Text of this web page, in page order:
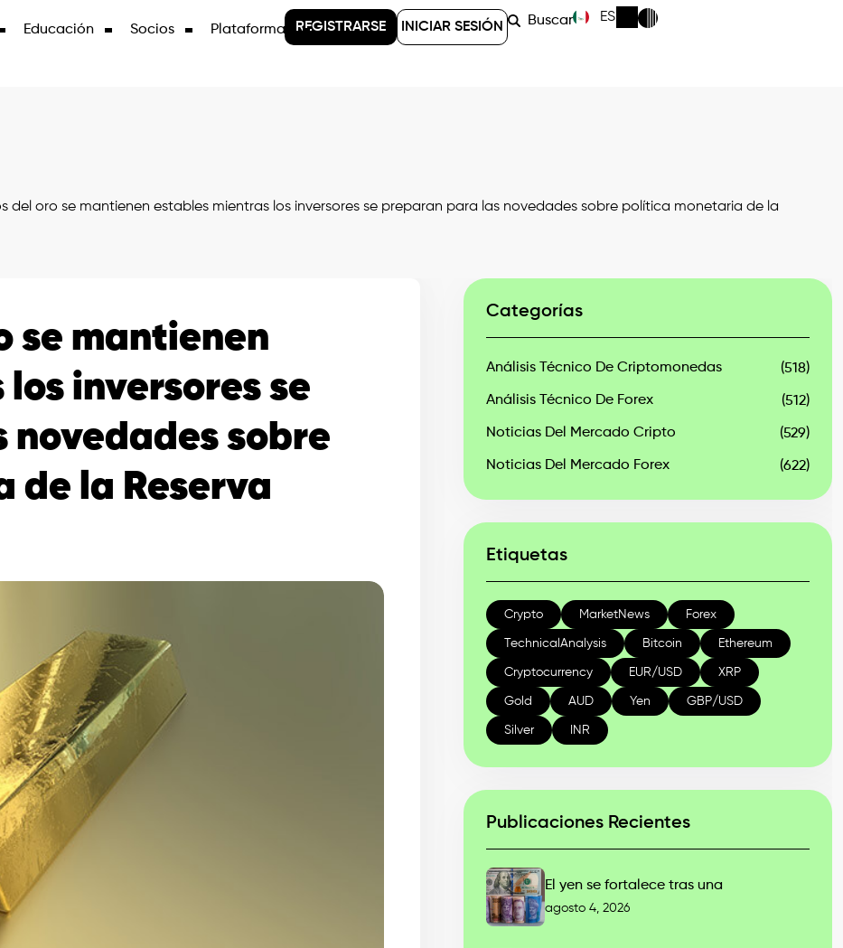
Educación Socios Plataformas REGISTRARSE INICIAR SESIÓN Buscar ES
del oro se mantienen estables mientras los inversores se preparan para las novedades sobre política monetaria de la
se mantienen
inversores se
sobre
de la Reserva
Categorías
Análisis Técnico De Criptomonedas (518)
Análisis Técnico De Forex (512)
Noticias Del Mercado Cripto (529)
Noticias Del Mercado Forex (622)
Etiquetas
Crypto MarketNews Forex
TechnicalAnalysis Bitcoin Ethereum
Cryptocurrency EUR/USD XRP
Gold AUD Yen GBP/USD
Silver INR
Publicaciones Recientes
El yen se fortalece tras una
agosto 4, 2026